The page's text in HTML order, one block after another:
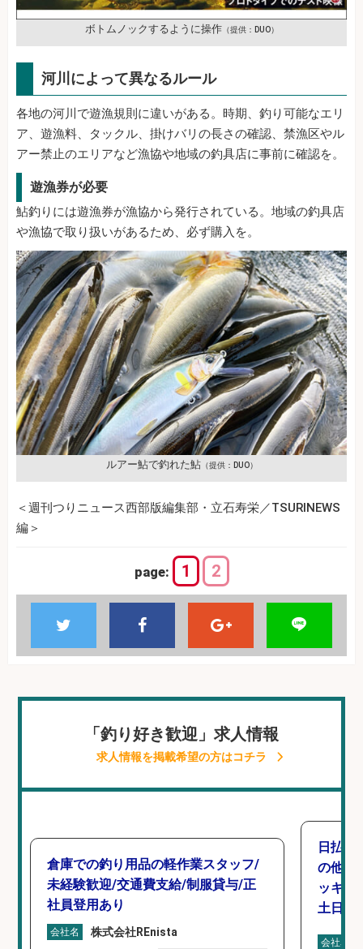
ボトムノックするように操作（提供：DUO）
河川によって異なるルール
各地の河川で遊漁規則に違いがある。時期、釣り可能なエリ
ア、遊漁料、タックル、掛けバリの長さの確認、禁漁区やル
アー禁止のエリアなど漁協や地域の釣具店に事前に確認を。
遊漁券が必要
鮎釣りには遊漁券が漁協から発行されている。地域の釣具店
や漁協で取り扱いがあるため、必ず購入を。
ルアー鮎で釣れた鮎（提供：DUO）
＜週刊つりニュース西部版編集部・立石寿栄／TSURINEWS
編＞
page: 1 2
「釣り好き歓迎」求人情報
求人情報を掲載希望の方はコチラ
倉庫での釣り用品の軽作業スタッフ/
未経験歓迎/交通費支給/制服貸与/正
社員登用あり
会社名 株式会社REnista
日払い
の他/
ッキン
土日休
会社名